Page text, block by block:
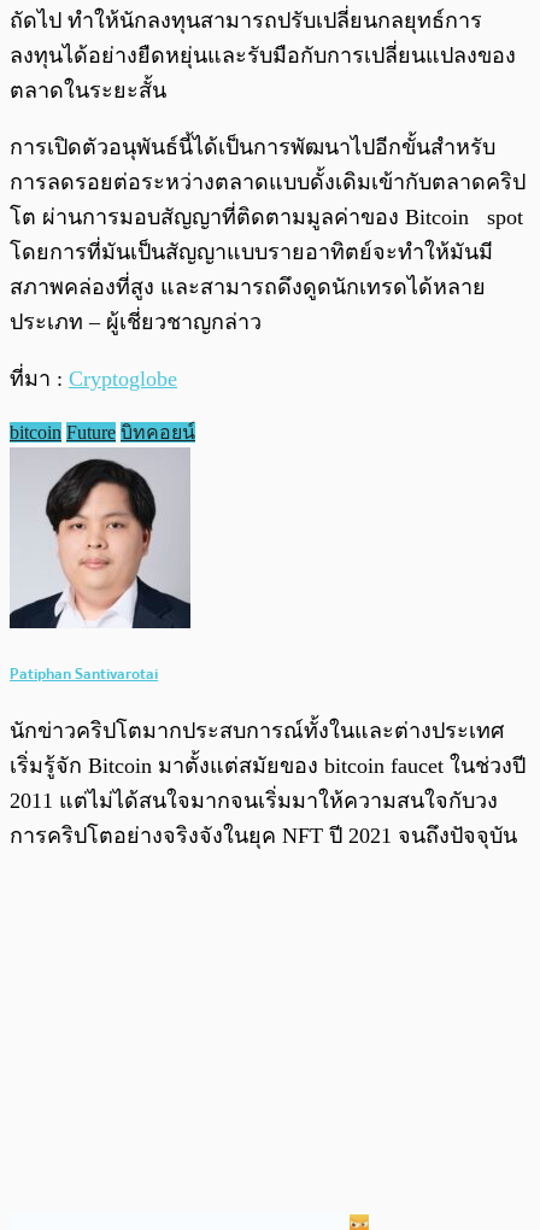
ถัดไป ทำให้นักลงทุนสามารถปรับเปลี่ยนกลยุทธ์การ
ลงทุนได้อย่างยืดหยุ่นและรับมือกับการเปลี่ยนแปลงของ
ตลาดในระยะสั้น
การเปิดตัวอนุพันธ์นี้ได้เป็นการพัฒนาไปอีกขั้นสำหรับ
การลดรอยต่อระหว่างตลาดแบบดั้งเดิมเข้ากับตลาดคริป
โต ผ่านการมอบสัญญาที่ติดตามมูลค่าของ Bitcoin spot
โดยการที่มันเป็นสัญญาแบบรายอาทิตย์จะทำให้มันมี
สภาพคล่องที่สูง และสามารถดึงดูดนักเทรดได้หลาย
ประเภท – ผู้เชี่ยวชาญกล่าว
ที่มา : Cryptoglobe
bitcoin Future บิทคอยน์
Patiphan Santivarotai
นักข่าวคริปโตมากประสบการณ์ทั้งในและต่างประเทศ
เริ่มรู้จัก Bitcoin มาตั้งแต่สมัยของ bitcoin faucet ในช่วงปี
2011 แต่ไม่ได้สนใจมากจนเริ่มมาให้ความสนใจกับวง
การคริปโตอย่างจริงจังในยุค NFT ปี 2021 จนถึงปัจจุบัน